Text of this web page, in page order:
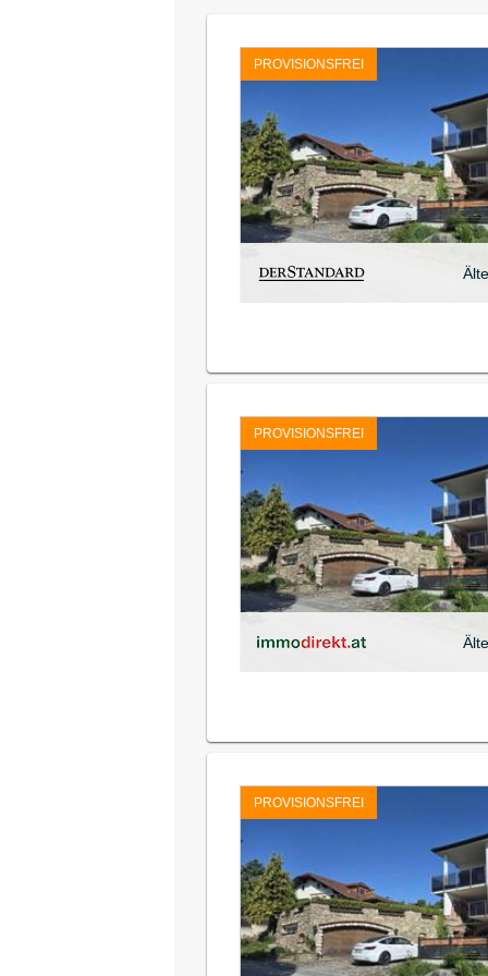
PROVISIONSFREI
PROVISIONSFREI
PROVISIONSFREI